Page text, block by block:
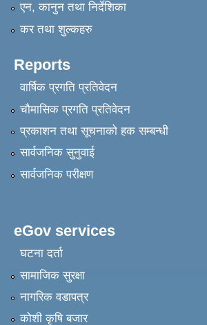
एन, कानुन तथा निर्देशिका
कर तथा शुल्कहरु
Reports
वार्षिक प्रगति प्रतिवेदन
चौमासिक प्रगति प्रतिवेदन
प्रकाशन तथा सूचनाको हक सम्बन्धी
सार्वजनिक सुनुवाई
सार्वजनिक परीक्षण
eGov services
घटना दर्ता
सामाजिक सुरक्षा
नागरिक वडापत्र
कोशी कृषि बजार